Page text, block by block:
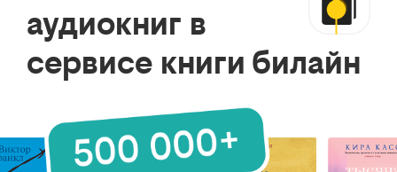
аудиокниг в
сервисе книги билайн